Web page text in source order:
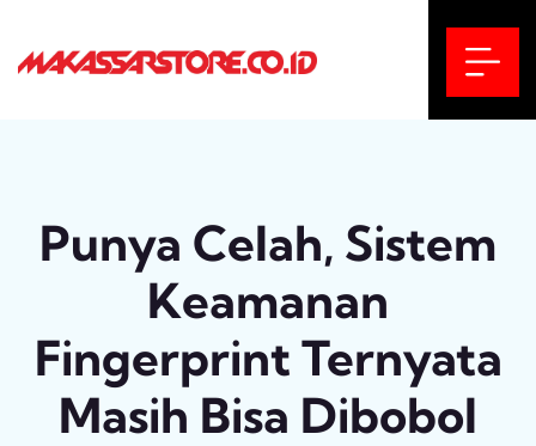
Punya Celah, Sistem
Keamanan
Fingerprint Ternyata
Masih Bisa Dibobol